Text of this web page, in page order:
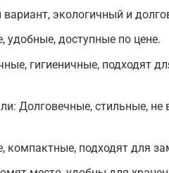
экологичный и
удобные, доступные по цене.
гигиеничные, подходят
Долговечные, стильные, не
компактные, подходят для